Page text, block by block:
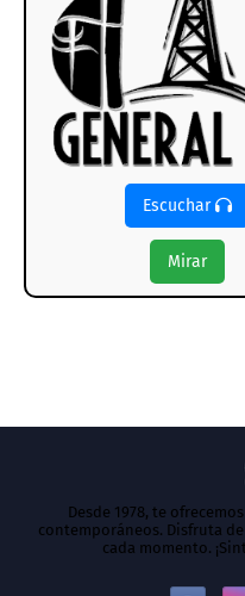
Escuchar
Mirar
Desde 1978, te
contemporáneos. Disfruta
cada momento.